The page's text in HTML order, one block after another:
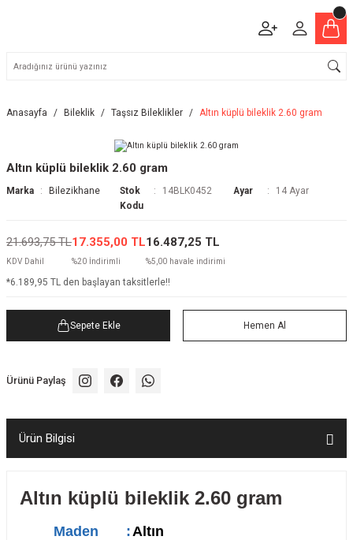
Anasayfa Bileklik Taşsız Bileklikler Altın küplü bileklik 2.60 gram
Altın küplü bileklik 2.60 gram
Marka Bilezikhane
Stok
Kodu
14BLK0452 Ayar 14 Ayar
21.693,75 TL
KDV Dahil
17.355,00 TL
%20 İndirimli
16.487,25 TL
%5,00 havale indirimi
*6.189,95 TL den başlayan taksitlerle!!
Sepete Ekle Hemen Al
Ürünü Paylaş
Ürün Bilgisi
Altın küplü bileklik 2.60 gram
Maden :Altın